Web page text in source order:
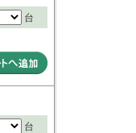
台
台